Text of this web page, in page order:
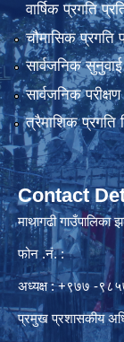
वार्षिक प्रगति
चौमासिक प्रगति
सार्वजनिक सुनुवाई
सार्वजनिक परीक्षण
त्रैमाशिक प्रगति
Contact
माथागढी गाउँपालिका
फोन .नं. :
अध्यक्ष : +९७७ -
प्रमुख प्रशासकीय